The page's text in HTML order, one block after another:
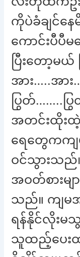
ကိုပဲခံချင်နေ
ကောင်းပီပီမ
ပြီးတော့မယ်
အား…..အာ
ပြွတ်……..ပ
အတင်းထိုး
ရေတွေကကျ
ဝင်သွားသည်
အဝတ်စားမ
သည်။ ကျမအ
ရန်နိုင်လိုးမသွ
သူထည့်ပေးထ